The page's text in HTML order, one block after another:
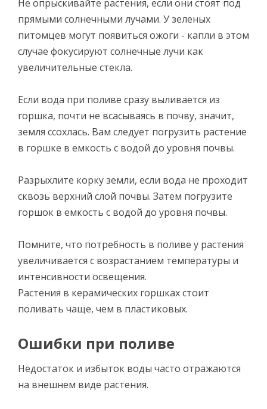
Не опрыскивайте растения, если они стоят под
прямыми солнечными лучами. У зеленых
питомцев могут появиться ожоги - капли в этом
случае фокусируют солнечные лучи как
увеличительные стекла.
Если вода при поливе сразу выливается из
горшка, почти не всасываясь в почву, значит,
земля ссохлась. Вам следует погрузить растение
в горшке в емкость с водой до уровня почвы.
Разрыхлите корку земли, если вода не проходит
сквозь верхний слой почвы. Затем погрузите
горшок в емкость с водой до уровня почвы.
Помните, что потребность в поливе у растения
увеличивается с возрастанием температуры и
интенсивности освещения.
Растения в керамических горшках стоит
поливать чаще, чем в пластиковых.
Ошибки при поливе
Недостаток и избыток воды часто отражаются
на внешнем виде растения.